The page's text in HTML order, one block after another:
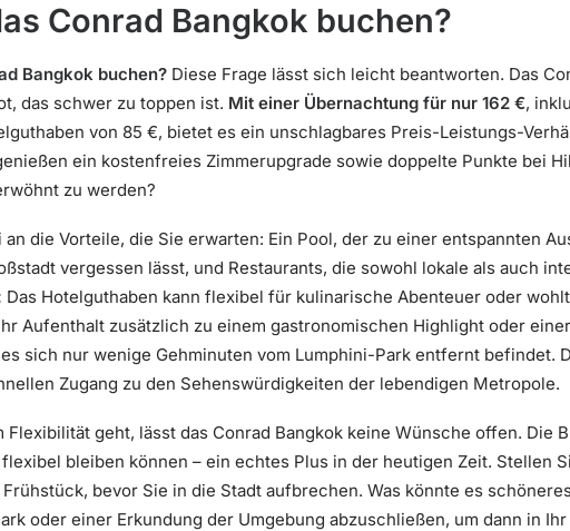
Conrad Bangkok buchen?
Bangkok buchen? Diese Frage lässt sich leicht beantworten. Das
das schwer zu toppen ist. Mit einer Übernachtung für nur 162 €,
von 85 €, bietet es ein unschlagbares Preis-Leistungs-
ein kostenfreies Zimmerupgrade sowie doppelte Punkte bei
zu werden?
an die Vorteile, die Sie erwarten: Ein Pool, der zu einer entspannten
vergessen lässt, und Restaurants, die sowohl lokale als auch
Das Hotelguthaben kann flexibel für kulinarische Abenteuer oder
Aufenthalt zusätzlich zu einem gastronomischen Highlight oder
sich nur wenige Gehminuten vom Lumphini-Park entfernt befindet.
Zugang zu den Sehenswürdigkeiten der lebendigen Metropole.
Flexibilität geht, lässt das Conrad Bangkok keine Wünsche offen. Die
bleiben können – ein echtes Plus in der heutigen Zeit. Stellen
bevor Sie in die Stadt aufbrechen. Was könnte es
oder einer Erkundung der Umgebung abzuschließen, um dann in